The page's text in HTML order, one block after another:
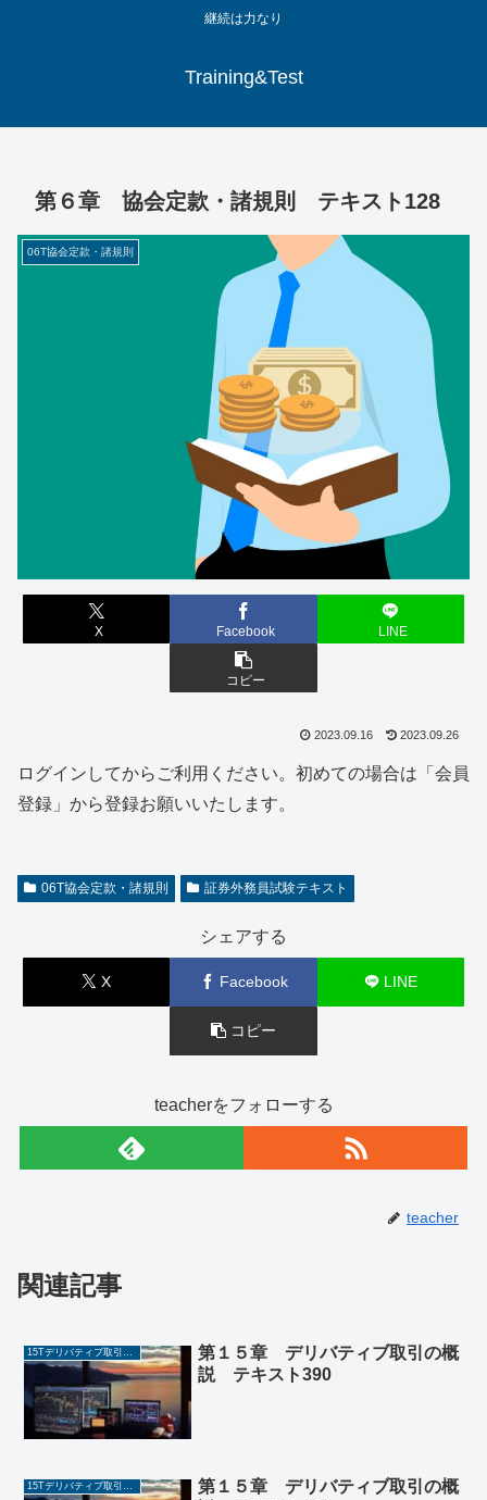
継続は力なり
Training&Test
第６章 協会定款・諸規則 テキスト128
06T協会定款・諸規則
X Facebook LINE
コピー
2023.09.16 2023.09.26
ログインしてからご利用ください。初めての場合は「会員
登録」から登録お願いいたします。
06T協会定款・諸規則 証券外務員試験テキスト
シェアする
X Facebook LINE
コピー
teacherをフォローする
teacher
関連記事
第１５章 デリバティブ取引の概
説 テキスト390
15Tデリバティブ取引の概説
第１５章 デリバティブ取引の概